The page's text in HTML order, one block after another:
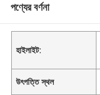
পণ্যের বর্ণনা
হাইলাইট:
উৎপত্তি স্থল